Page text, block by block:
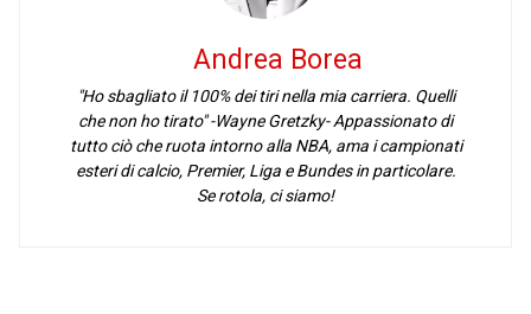
Andrea Borea
"Ho sbagliato il 100% dei tiri nella mia carriera. Quelli
che non ho tirato" -Wayne Gretzky- Appassionato di
tutto ciò che ruota intorno alla NBA, ama i campionati
esteri di calcio, Premier, Liga e Bundes in particolare.
Se rotola, ci siamo!